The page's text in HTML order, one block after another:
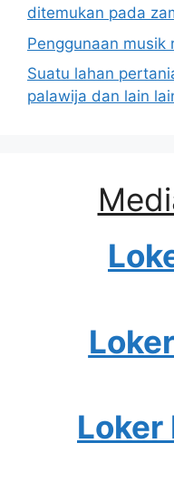
ditemukan pada
Penggunaan musik
Suatu lahan
palawija dan lain
Loker